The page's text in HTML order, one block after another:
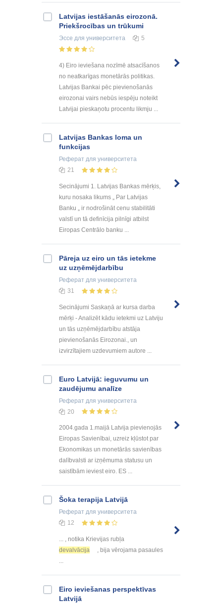
Latvijas iestāšanās eirozonā.
Priekšrocības un trūkumi
Эссе для университета 5
4) Eiro ieviešana nozīmē atsacīšanos
no neatkarīgas monetārās politikas.
Latvijas Bankai pēc pievienošanās
eirozonai vairs nebūs iespēju noteikt
Latvijai pieskaņotu procentu likmju ...
Latvijas Bankas loma un
funkcijas
Реферат для университета
21
Secinājumi 1. Latvijas Bankas mērķis,
kuru nosaka likums „ Par Latvijas
Banku „ ir nodrošināt cenu stabilitāti
valstī un tā definīcija pilnīgi atbilst
Eiropas Centrālo banku ...
Pāreja uz eiro un tās ietekme
uz uzņēmējdarbību
Реферат для университета
31
Secinājumi Saskaņā ar kursa darba
mērķi - Analizēt kādu ietekmi uz Latviju
un tās uzņēmējdarbību atstāja
pievienošanās Eirozonai., un
izvirzītajiem uzdevumiem autore ...
Euro Latvijā: ieguvumu un
zaudējumu analīze
Реферат для университета
20
2004.gada 1.maijā Latvija pievienojās
Eiropas Savienībai, uzreiz kļūstot par
Ekonomikas un monetārās savienības
dalībvalsti ar izņēmuma statusu un
saistībām ieviest eiro. ES ...
Šoka terapija Latvijā
Реферат для университета
12
... , notika Krievijas rubļa
devalvācija
, bija vērojama pasaules
...
Eiro ieviešanas perspektīvas
Latvijā